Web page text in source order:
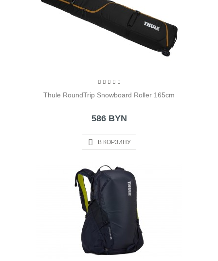
Thule RoundTrip Snowboard Roller 165cm
586 BYN
В КОРЗИНУ